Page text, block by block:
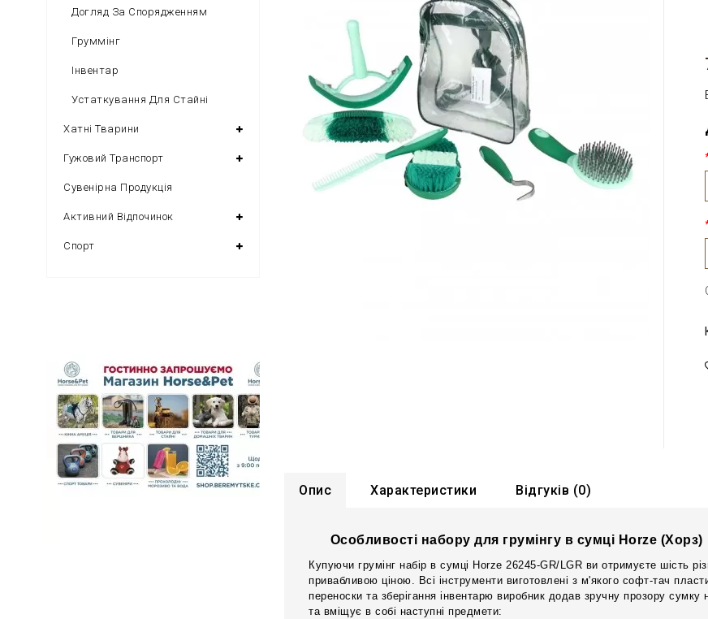
Догляд За Спорядженням
Груммінг
Інвентар
Устаткування Для Стайні
Хатні Тварини
Гужовий Транспорт
Сувенірна Продукція
Активний Відпочинок
Спорт
Опис Характеристики Відгуків (0)
Особливості набору для грумінгу в сумці Horze (Хорз)
Купуючи грумінг набір в сумці Horze 26245-GR/LGR ви отримуєте шість
привабливою ціною. Всі інструменти виготовлені з м'якого софт-тач
переноски та зберігання інвентарю виробник додав зручну прозору
та вміщує в собі наступні предмети: